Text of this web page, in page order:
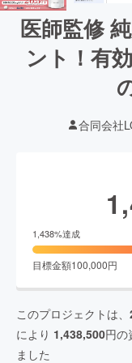
医師監修
ント！有
合同会社
1,438%達成
目標金額100,000円
このプロジェクトは、
により 1,438,500円の
ました